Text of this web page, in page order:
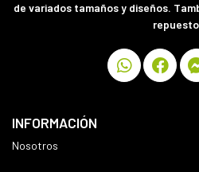
de variados tamaños y diseños.
INFORMACIÓN
Nosotros